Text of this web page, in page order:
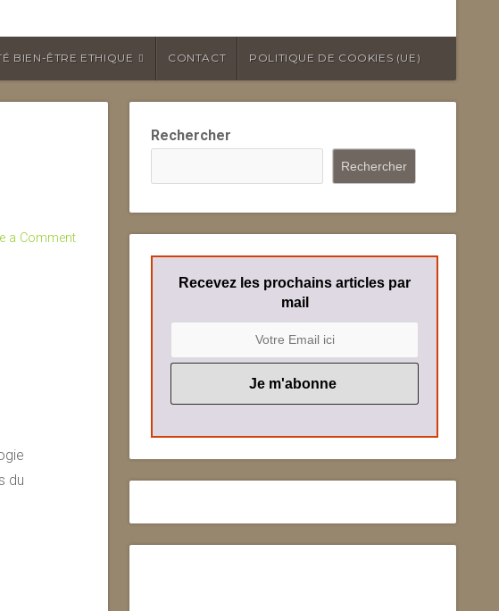
BIEN-ÊTRE ETHIQUE CONTACT POLITIQUE DE COOKIES (UE)
a Comment
du
Rechercher
Rechercher
Recevez les prochains articles par
mail